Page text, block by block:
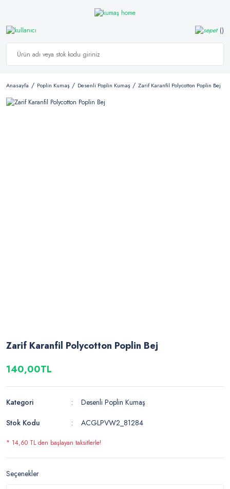
Anasayfa Poplin Kumaş Desenli Poplin Kumaş Zarif Karanfil Polycotton Poplin Bej
Zarif Karanfil Polycotton Poplin Bej
140,00TL
Kategori
Desenli Poplin Kumaş
Stok Kodu
ACGLPVW2_81284
* 14,60 TL den başlayan taksitlerle!
Seçenekler